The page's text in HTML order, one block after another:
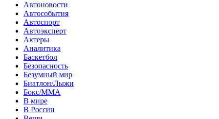
Автоновости
Автособытия
Автоспорт
Автоэксперт
Актеры
Аналитика
Баскетбол
Безопасность
Безумный мир
Биатлон/Лыжи
Бокс/MMA
В мире
В России